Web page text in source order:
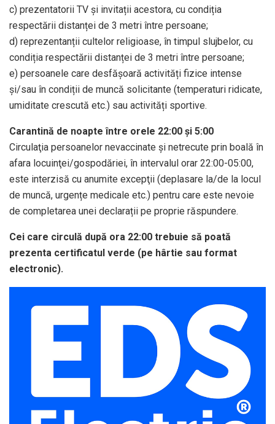
c) prezentatorii TV și invitații acestora, cu condiția
respectării distanței de 3 metri între persoane;
d) reprezentanții cultelor religioase, în timpul slujbelor, cu
condiția respectării distanței de 3 metri între persoane;
e) persoanele care desfășoară activități fizice intense
și/sau în condiții de muncă solicitante (temperaturi ridicate,
umiditate crescută etc.) sau activități sportive.
Carantină de noapte între orele 22:00 și 5:00
Circulaţia persoanelor nevaccinate și netrecute prin boală în
afara locuinţei/gospodăriei, în intervalul orar 22:00-05:00,
este interzisă cu anumite excepţii (deplasare la/de la locul
de muncă, urgențe medicale etc.) pentru care este nevoie
de completarea unei declarații pe proprie răspundere.
Cei care circulă după ora 22:00 trebuie să poată
prezenta certificatul verde (pe hârtie sau format
electronic).